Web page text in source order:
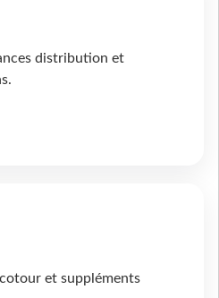
distribution et
et suppléments